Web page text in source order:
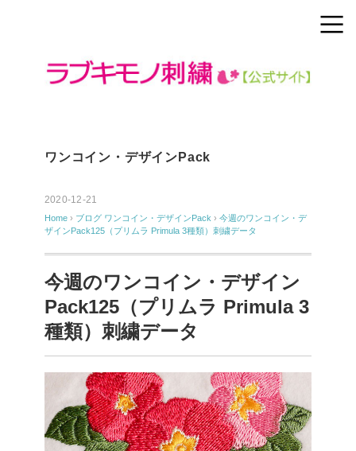
ワンコイン・デザインPack
2020-12-21
Home › ブログ ワンコイン・デザインPack › 今週のワンコイン・デ
ザインPack125（プリムラ Primula 3種類）刺繍データ
今週のワンコイン・デザイン
Pack125（プリムラ Primula 3
種類）刺繍データ